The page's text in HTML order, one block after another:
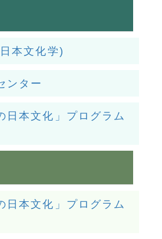
本文化学)
ンター
日本文化」プログラム
日本文化」プログラム